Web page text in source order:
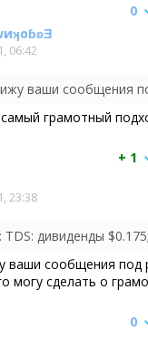
0
06:42
TDS: дивиденды
разными компаниями, из чего могу сделать о
грамотный
+ 1
23:38
ваши сообщения под
могу сделать о
0